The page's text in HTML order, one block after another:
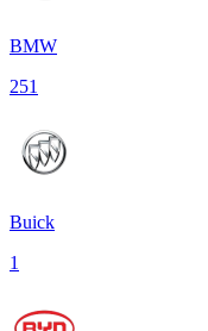
BMW
251
Buick
1